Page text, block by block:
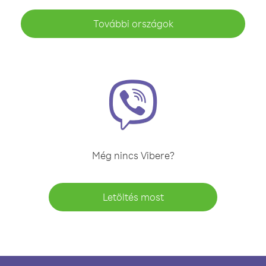
További országok
Még nincs Vibere?
Letöltés most